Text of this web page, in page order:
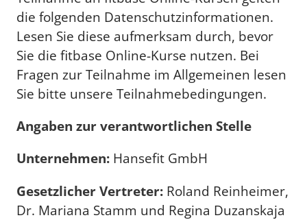
die folgenden Datenschutzinformationen.
Lesen Sie diese aufmerksam durch, bevor
Sie die fitbase Online-Kurse nutzen. Bei
Fragen zur Teilnahme im Allgemeinen lesen
Sie bitte unsere Teilnahmebedingungen.
Angaben zur verantwortlichen Stelle
Unternehmen: Hansefit GmbH
Gesetzlicher Vertreter: Roland Reinheimer,
Dr. Mariana Stamm und Regina Duzanskaja